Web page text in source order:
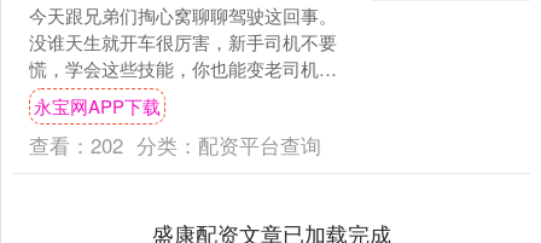
今天跟兄弟们掏心窝聊聊驾驶这回事。
没谁天生就开车很厉害，新手司机不要
慌，学会这些技能，你也能变老司机！
一、开车通用技巧 有车就要常开，常开
常熟，不开不熟，胆大....
永宝网APP下载
查看： 202 分类： 配资平台查询
盛康配资文章已加载完成